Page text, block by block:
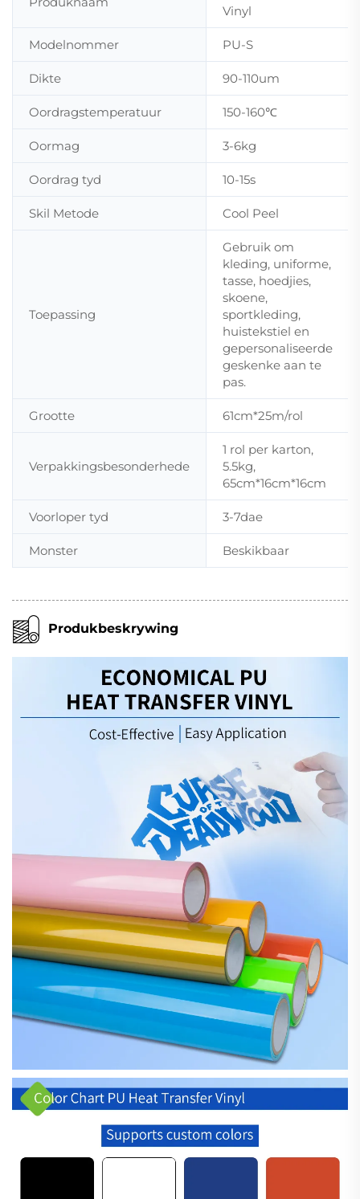
Vinyl
Modelnommer PU-S
Dikte 90-110um
Oordragstemperatuur 150-160℃
Oormag 3-6kg
Oordrag tyd 10-15s
Skil Metode Cool Peel
Toepassing
Gebruik om
kleding, uniforme,
tasse, hoedjies,
skoene,
sportkleding,
huistekstiel en
gepersonaliseerde
geskenke aan te
pas.
Grootte 61cm*25m/rol
Verpakkingsbesonderhede
1 rol per karton,
5.5kg,
65cm*16cm*16cm
Voorloper tyd 3-7dae
Monster Beskikbaar
Produkbeskrywing